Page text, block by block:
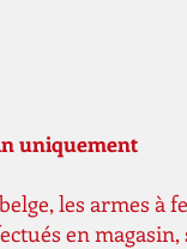
uniquement
les armes à
en